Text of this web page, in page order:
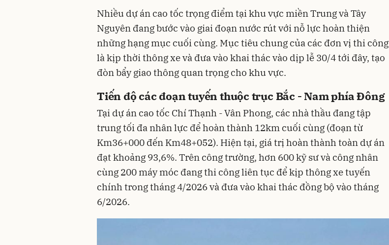
Nhiều dự án cao tốc trọng điểm tại khu vực miền Trung và Tây
Nguyên đang bước vào giai đoạn nước rút với nỗ lực hoàn thiện
những hạng mục cuối cùng. Mục tiêu chung của các đơn vị thi công
là kịp thời thông xe và đưa vào khai thác vào dịp lễ 30/4 tới đây, tạo
đòn bẩy giao thông quan trọng cho khu vực.
Tiến độ các đoạn tuyến thuộc trục Bắc - Nam phía Đông
Tại dự án cao tốc Chí Thạnh - Vân Phong, các nhà thầu đang tập
trung tối đa nhân lực để hoàn thành 12km cuối cùng (đoạn từ
Km36+000 đến Km48+052). Hiện tại, giá trị hoàn thành toàn dự án
đạt khoảng 93,6%. Trên công trường, hơn 600 kỹ sư và công nhân
cùng 200 máy móc đang thi công liên tục để kịp thông xe tuyến
chính trong tháng 4/2026 và đưa vào khai thác đồng bộ vào tháng
6/2026.